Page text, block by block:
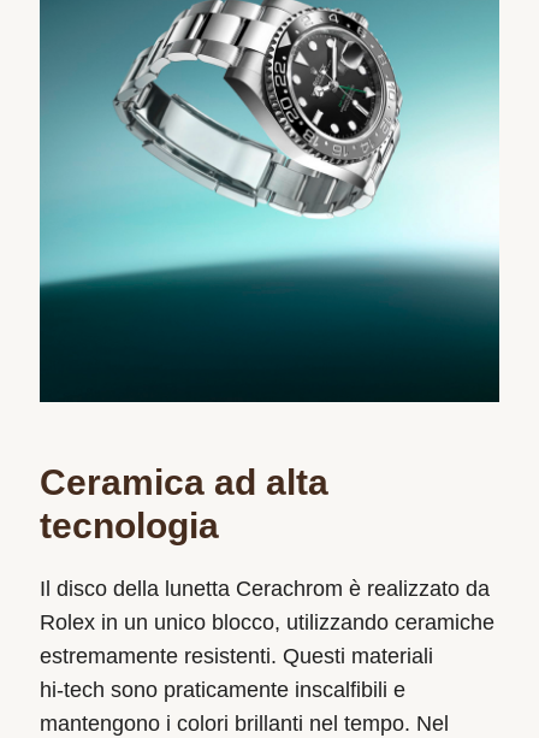
Ceramica ad alta
tecnologia
Il disco della lunetta Cerachrom è realizzato da
Rolex in un unico blocco, utilizzando ceramiche
estremamente resistenti. Questi materiali
hi‑tech sono praticamente inscalfibili e
mantengono i colori brillanti nel tempo. Nel